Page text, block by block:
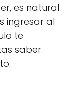
es natural
ingresar al
te
saber